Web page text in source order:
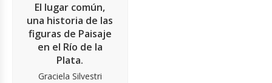
El lugar común,
una historia de las
figuras de Paisaje
en el Río de la
Plata.
Graciela Silvestri